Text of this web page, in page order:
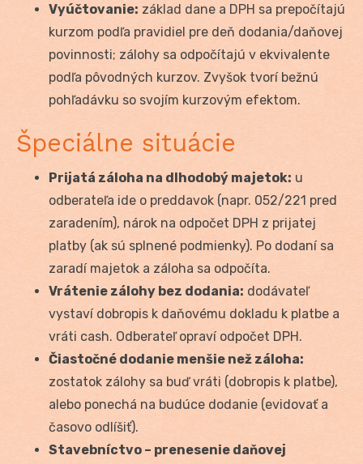
Vyúčtovanie: základ dane a DPH sa prepočítajú
kurzom podľa pravidiel pre deň dodania/daňovej
povinnosti; zálohy sa odpočítajú v ekvivalente
podľa pôvodných kurzov. Zvyšok tvorí bežnú
pohľadávku so svojím kurzovým efektom.
Špeciálne situácie
Prijatá záloha na dlhodobý majetok: u
odberateľa ide o preddavok (napr. 052/221 pred
zaradením), nárok na odpočet DPH z prijatej
platby (ak sú splnené podmienky). Po dodaní sa
zaradí majetok a záloha sa odpočíta.
Vrátenie zálohy bez dodania: dodávateľ
vystaví dobropis k daňovému dokladu k platbe a
vráti cash. Odberateľ opraví odpočet DPH.
Čiastočné dodanie menšie než záloha:
zostatok zálohy sa buď vráti (dobropis k platbe),
alebo ponechá na budúce dodanie (evidovať a
časovo odlíšiť).
Stavebníctvo – prenesenie daňovej